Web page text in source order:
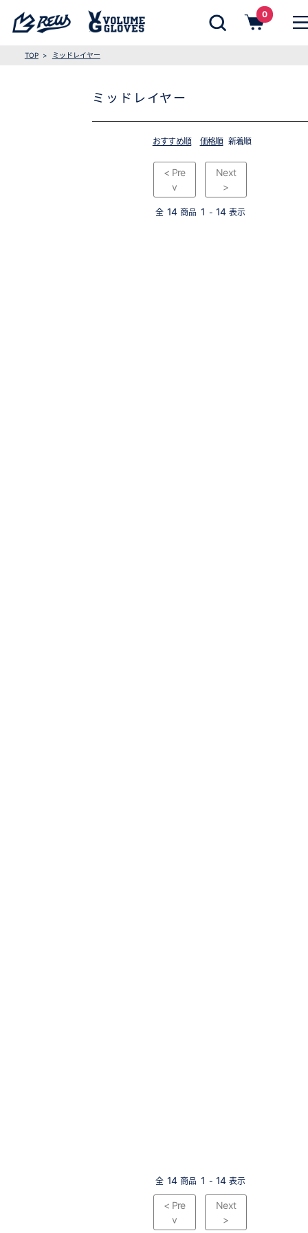
0
TOP ミッドレイヤー
ミッドレイヤー
おすすめ順 価格順 新着順
< Pre
v
Next
>
全 14 商品 1 - 14 表示
全 14 商品 1 - 14 表示
< Pre
v
Next
>